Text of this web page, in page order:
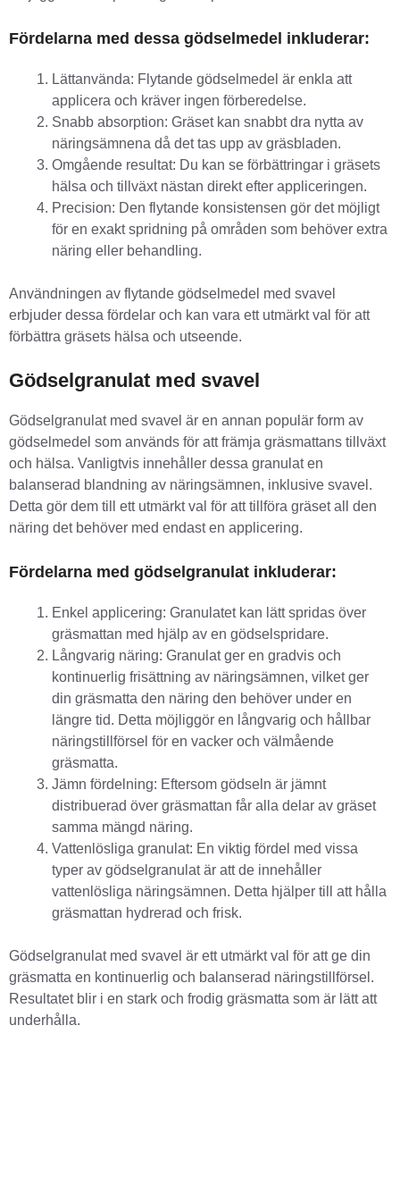
Fördelarna med dessa gödselmedel inkluderar:
Lättanvända: Flytande gödselmedel är enkla att
applicera och kräver ingen förberedelse.
Snabb absorption: Gräset kan snabbt dra nytta av
näringsämnena då det tas upp av gräsbladen.
Omgående resultat: Du kan se förbättringar i gräsets
hälsa och tillväxt nästan direkt efter appliceringen.
Precision: Den flytande konsistensen gör det möjligt
för en exakt spridning på områden som behöver extra
näring eller behandling.
Användningen av flytande gödselmedel med svavel
erbjuder dessa fördelar och kan vara ett utmärkt val för att
förbättra gräsets hälsa och utseende.
Gödselgranulat med svavel
Gödselgranulat med svavel är en annan populär form av
gödselmedel som används för att främja gräsmattans tillväxt
och hälsa. Vanligtvis innehåller dessa granulat en
balanserad blandning av näringsämnen, inklusive svavel.
Detta gör dem till ett utmärkt val för att tillföra gräset all den
näring det behöver med endast en applicering.
Fördelarna med gödselgranulat inkluderar:
Enkel applicering: Granulatet kan lätt spridas över
gräsmattan med hjälp av en gödselspridare.
Långvarig näring: Granulat ger en gradvis och
kontinuerlig frisättning av näringsämnen, vilket ger
din gräsmatta den näring den behöver under en
längre tid. Detta möjliggör en långvarig och hållbar
näringstillförsel för en vacker och välmående
gräsmatta.
Jämn fördelning: Eftersom gödseln är jämnt
distribuerad över gräsmattan får alla delar av gräset
samma mängd näring.
Vattenlösliga granulat: En viktig fördel med vissa
typer av gödselgranulat är att de innehåller
vattenlösliga näringsämnen. Detta hjälper till att hålla
gräsmattan hydrerad och frisk.
Gödselgranulat med svavel är ett utmärkt val för att ge din
gräsmatta en kontinuerlig och balanserad näringstillförsel.
Resultatet blir i en stark och frodig gräsmatta som är lätt att
underhålla.